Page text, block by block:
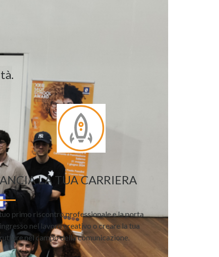
LA TUA CARRIERA
primo riscontro professionale e la porta
nel lavoro creativo o creare la tua
nel campo della comunicazione.